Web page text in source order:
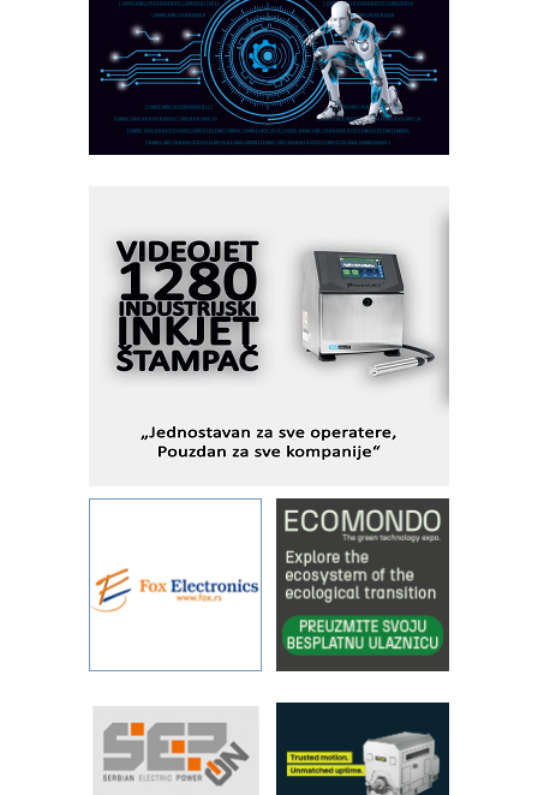
CTO - Prilagodite svoju toplinsku
obradu!
Razvoj asortimanskog pravca MINI-
PLC AKYTEC
AUKOM: Svetski standard metrologije
dostupan u Srbiji
I.SAFE MOBILE revolucioniše
industrijsku automatizaciju
pionirskimmobile operator PANEL-OM
Fleksibilno stezanje i brzo
podešavanje u proizvodnji prototipova
KIP KOP – napredna rešenja za
objekte
Alba d.o.o. – 35 godina preciznosti u
IBeRTIM - oprema za ispitivanje
kontrole kvaliteta
STAUFF – Komponente koje
povećavaju pouzdanost hidrauličkih
pouzdanost u transferu fluida
Filtration Group Industrial – Napredna
rešenja za filtraciju u hidrauličkim i
procesnim sistemima